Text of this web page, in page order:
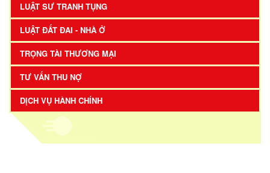
LUẬT SƯ TRANH TỤNG
LUẬT ĐẤT ĐAI - NHÀ Ở
TRỌNG TÀI THƯƠNG MẠI
TƯ VẤN THU NỢ
DỊCH VỤ HÀNH CHÍNH